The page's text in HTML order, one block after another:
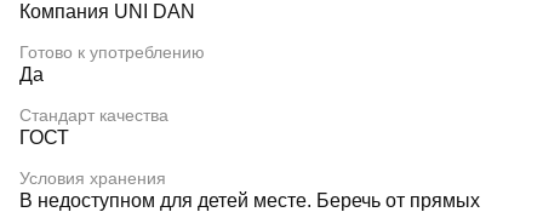
Компания UNI DAN
Готово к употреблению
Да
Стандарт качества
ГОСТ
Условия хранения
В недоступном для детей месте. Беречь от прямых